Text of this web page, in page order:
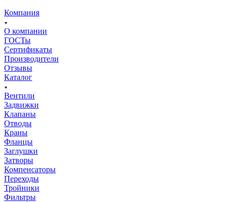
Компания
О компании
ГОСТы
Сертификаты
Производители
Отзывы
Каталог
Вентили
Задвижки
Клапаны
Отводы
Краны
Фланцы
Заглушки
Затворы
Компенсаторы
Переходы
Тройники
Фильтры